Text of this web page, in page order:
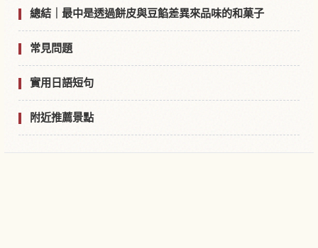
總結｜最中是透過餅皮與豆餡差異來品味的和菓子
常見問題
實用日語短句
附近推薦景點